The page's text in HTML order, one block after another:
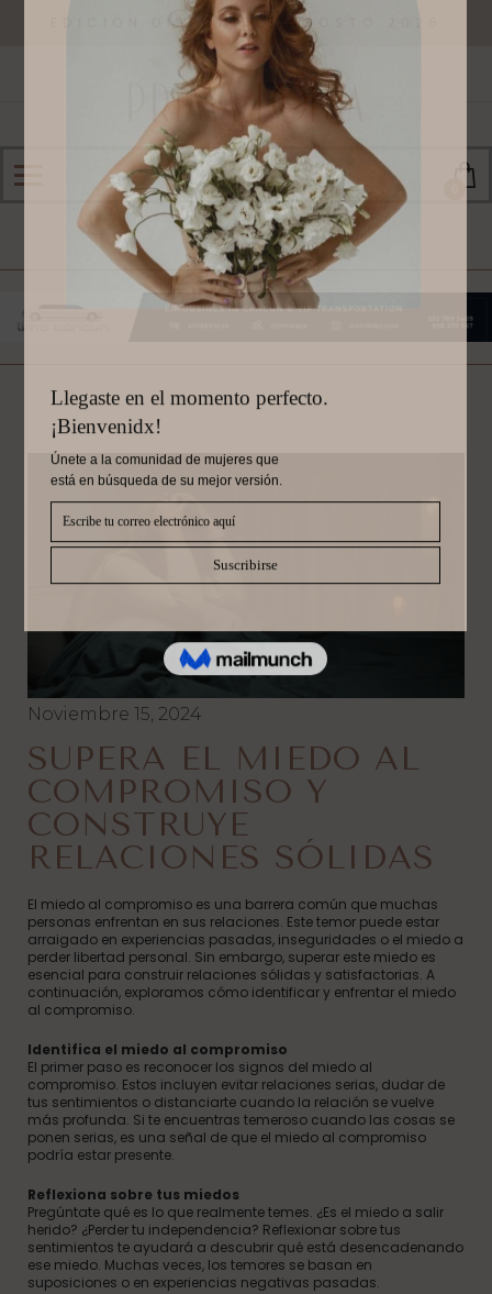
EDICIÓN DISPONIBLE AGOSTO 2026
Noviembre 15, 2024
SUPERA EL MIEDO AL
COMPROMISO Y
CONSTRUYE
RELACIONES SÓLIDAS
El miedo al compromiso es una barrera común que muchas
personas enfrentan en sus relaciones. Este temor puede estar
arraigado en experiencias pasadas, inseguridades o el miedo a
perder libertad personal. Sin embargo, superar este miedo es
esencial para construir relaciones sólidas y satisfactorias. A
continuación, exploramos cómo identificar y enfrentar el miedo
al compromiso.
Identifica el miedo al compromiso
El primer paso es reconocer los signos del miedo al
compromiso. Estos incluyen evitar relaciones serias, dudar de
tus sentimientos o distanciarte cuando la relación se vuelve
más profunda. Si te encuentras temeroso cuando las cosas se
ponen serias, es una señal de que el miedo al compromiso
podría estar presente.
Reflexiona sobre tus miedos
Pregúntate qué es lo que realmente temes. ¿Es el miedo a salir
herido? ¿Perder tu independencia? Reflexionar sobre tus
sentimientos te ayudará a descubrir qué está desencadenando
ese miedo. Muchas veces, los temores se basan en
suposiciones o en experiencias negativas pasadas.